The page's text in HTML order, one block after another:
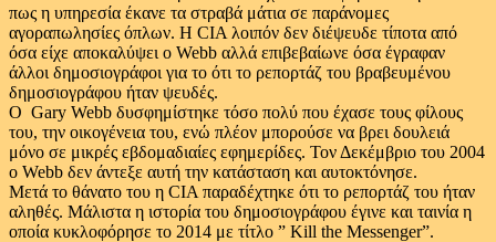
πως η υπηρεσία έκανε τα στραβά μάτια σε παράνομες
αγοραπωλησίες όπλων. Η CIA λοιπόν δεν διέψευδε τίποτα από
όσα είχε αποκαλύψει ο Webb αλλά επιβεβαίωνε όσα έγραφαν
άλλοι δημοσιογράφοι για το ότι το ρεπορτάζ του βραβευμένου
δημοσιογράφου ήταν ψευδές.
Ο Gary Webb δυσφημίστηκε τόσο πολύ που έχασε τους φίλους
του, την οικογένεια του, ενώ πλέον μπορούσε να βρει δουλειά
μόνο σε μικρές εβδομαδιαίες εφημερίδες. Τον Δεκέμβριο του 2004
ο Webb δεν άντεξε αυτή την κατάσταση και αυτοκτόνησε.
Μετά το θάνατο του η CIA παραδέχτηκε ότι το ρεπορτάζ του ήταν
αληθές. Μάλιστα η ιστορία του δημοσιογράφου έγινε και ταινία η
οποία κυκλοφόρησε το 2014 με τίτλο ” Kill the Messenger”.